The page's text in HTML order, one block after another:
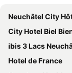
Neuchâtel City
City Hotel Biel
ibis 3 Lacs
Hotel de France